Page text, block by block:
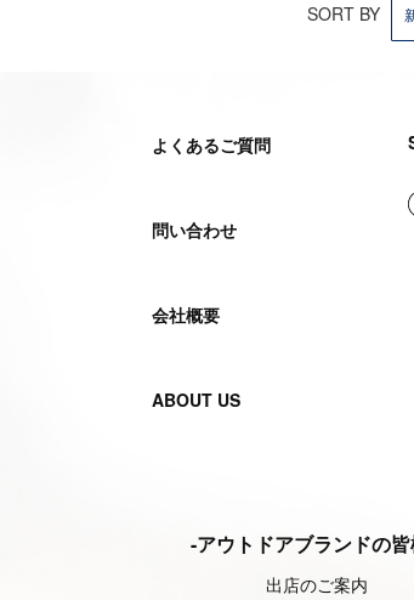
SORT BY
よくあるご質問
問い合わせ
会社概要
ABOUT US
-アウトドアブランドの
出店のご案内